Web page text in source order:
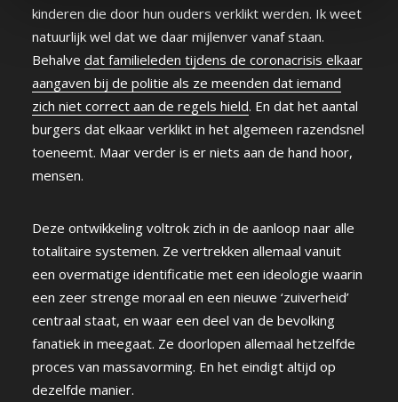
kinderen die door hun ouders verklikt werden. Ik weet
natuurlijk wel dat we daar mijlenver vanaf staan.
Behalve dat familieleden tijdens de coronacrisis elkaar
aangaven bij de politie als ze meenden dat iemand
zich niet correct aan de regels hield. En dat het aantal
burgers dat elkaar verklikt in het algemeen razendsnel
toeneemt. Maar verder is er niets aan de hand hoor,
mensen.
Deze ontwikkeling voltrok zich in de aanloop naar alle
totalitaire systemen. Ze vertrekken allemaal vanuit
een overmatige identificatie met een ideologie waarin
een zeer strenge moraal en een nieuwe ‘zuiverheid’
centraal staat, en waar een deel van de bevolking
fanatiek in meegaat. Ze doorlopen allemaal hetzelfde
proces van massavorming. En het eindigt altijd op
dezelfde manier.